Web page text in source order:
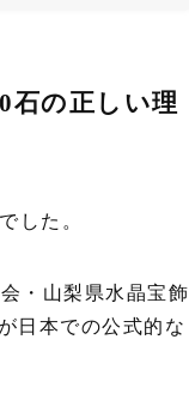
石の正しい理
した。
・山梨県水晶宝飾
日本での公式的な